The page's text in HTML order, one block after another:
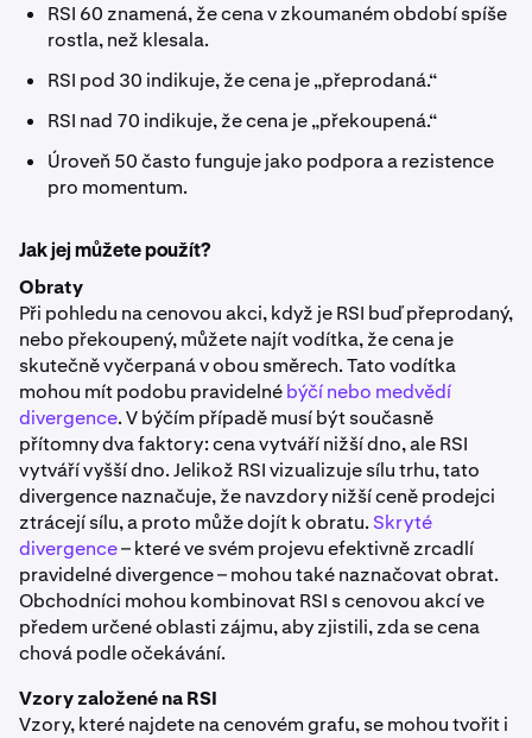
RSI 60 znamená, že cena v zkoumaném období spíše
rostla, než klesala.
RSI pod 30 indikuje, že cena je „přeprodaná.“
RSI nad 70 indikuje, že cena je „překoupená.“
Úroveň 50 často funguje jako podpora a rezistence
pro momentum.
Jak jej můžete použít?
Obraty
Při pohledu na cenovou akci, když je RSI buď přeprodaný,
nebo překoupený, můžete najít vodítka, že cena je
skutečně vyčerpaná v obou směrech. Tato vodítka
mohou mít podobu pravidelnébýčí nebo medvědí
divergence. V býčím případě musí být současně
přítomny dva faktory: cena vytváří nižší dno, ale RSI
vytváří vyšší dno. Jelikož RSI vizualizuje sílu trhu, tato
divergence naznačuje, že navzdory nižší ceně prodejci
ztrácejí sílu, a proto může dojít k obratu. Skryté
divergence– které ve svém projevu efektivně zrcadlí
pravidelné divergence – mohou také naznačovat obrat.
Obchodníci mohou kombinovat RSI s cenovou akcí ve
předem určené oblasti zájmu, aby zjistili, zda se cena
chová podle očekávání.
Vzory založené na RSI
Vzory, které najdete na cenovém grafu, se mohou tvořit i